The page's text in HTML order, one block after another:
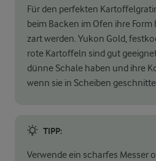
Für den perfekten
beim Backen im Ofen ihre
zart werden. Yukon Gold,
rote Kartoffeln sind gut
dünne Schale haben und ihre
wenn sie in Scheiben
TIPP:
Verwende ein scharfes Messer